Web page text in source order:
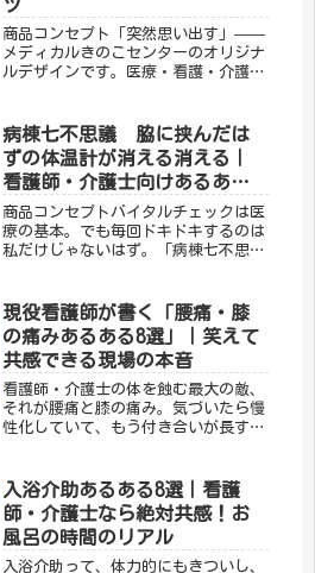
ツ
商品コンセプト「突然思い出す」——
メディカルきのこセンターのオリジナ
ルデザインです。医療・看護・介護の
ちろん、プレゼントにもぴったりで
す。「メディカルきのこセンター」が
手が...
病棟七不思議 脇に挟んだは
ずの体温計が消える消える｜
看護師・介護士向けあるあるT
シャツ
商品コンセプトバイタルチェックは医
療の基本。でも毎回ドキドキするのは
私だけじゃないはず。「病棟七不思
るあるあるをデザインにした一枚。医
療従事者なら思わずうなずいてしまい
ます...
現役看護師が書く「腰痛・膝
の痛みあるある8選」｜笑えて
共感できる現場の本音
看護師・介護士の体を蝕む最大の敵、
それが腰痛と膝の痛み。気づいたら慢
性化していて、もう付き合いが長すぎ
腰痛デビューする学生時代はなんとも
なかったのに、働き始めてしばらく
す...
入浴介助あるある8選｜看護
師・介護士なら絶対共感！お
風呂の時間のリアル
入浴介助って、体力的にもきついし、